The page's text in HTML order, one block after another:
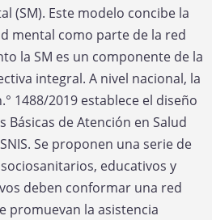
(SM). Este modelo concibe la
mental como parte de la red
la SM es un componente de la
integral. A nivel nacional, la
1488/2019 establece el diseño
Básicas de Atención en Salud
Se proponen una serie de
educativos y
deben conformar una red
promuevan la asistencia